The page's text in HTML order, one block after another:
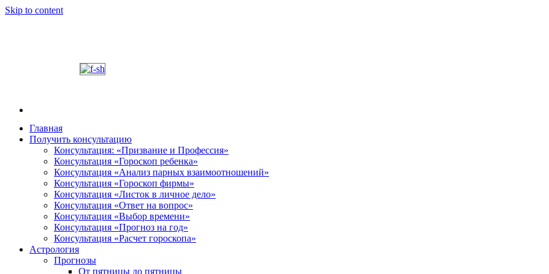
Skip to content
Шабалин Михаил Александрович. Персональный сайт
Председатель Новосибирского астрологического центра "Уран", астропсихолог-консультант,
консультации на основании Вашей натальной карты, расскажет о том, в чем состоит Ваше
том, как с этим связано здоровье. Астропсихолог опишет возможные способы оздоровления
диалога. У Вас будет возможность задавать вопросы по всем интересующим Вас темам. Для того,
и место своего рождения. Знание точного времени своего рождения желательно. Известный
деятель.
Главная
Получить консультацию
Консультация: «Призвание и Профессия»
Консультация «Гороскоп ребенка»
Консультация «Анализ парных взаимоотношений»
Консультация «Гороскоп фирмы»
Консультация «Листок в личное дело»
Консультация «Ответ на вопрос»
Консультация «Выбор времени»
Консультация «Прогноз на год»
Консультация «Расчет гороскопа»
Астрология
Прогнозы
От пятницы до пятницы